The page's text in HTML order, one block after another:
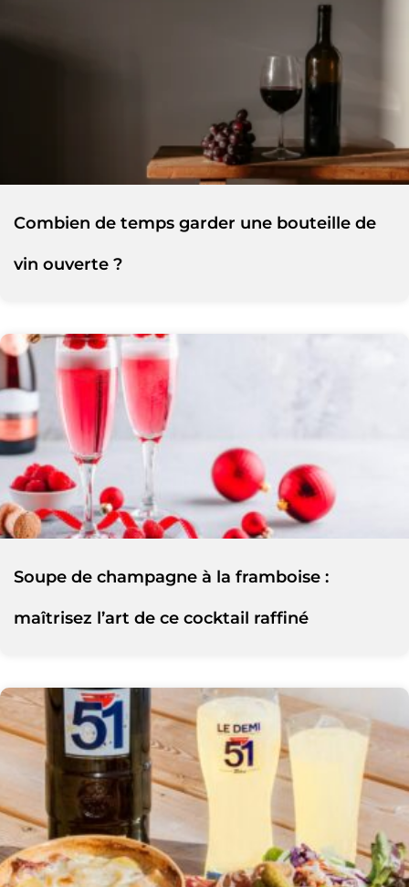
Combien de temps garder une bouteille de
vin ouverte ?
Soupe de champagne à la framboise :
maîtrisez l’art de ce cocktail raffiné